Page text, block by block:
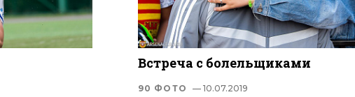
Встреча с болельщиками
90 ФОТО — 10.07.2019